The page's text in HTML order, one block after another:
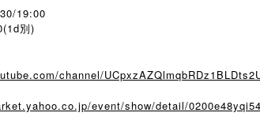
19:00
別)
channel/
event/show/detail/